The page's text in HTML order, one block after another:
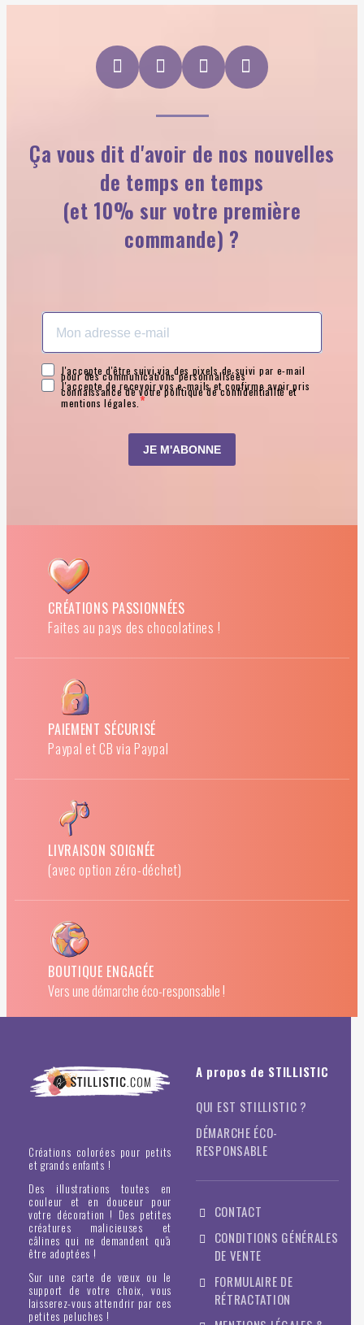
Ça vous dit d'avoir de nos nouvelles
de temps en temps
(et 10% sur votre première
commande) ?
CRÉATIONS PASSIONNÉES
Faites au pays des chocolatines !
PAIEMENT SÉCURISÉ
Paypal et CB via Paypal
LIVRAISON SOIGNÉE
(avec option zéro-déchet)
BOUTIQUE ENGAGÉE
Vers une démarche éco-responsable !
Créations colorées pour petits
et grands enfants !
Des illustrations toutes en
couleur et en douceur pour
votre décoration ! Des petites
créatures malicieuses et
câlines qui ne demandent qu'à
être adoptées !
Sur une carte de vœux ou le
support de votre choix, vous
laisserez-vous attendrir par ces
petites peluches !
A propos de STILLISTIC
QUI EST STILLISTIC ?
DÉMARCHE ÉCO-
RESPONSABLE
CONTACT
CONDITIONS GÉNÉRALES
DE VENTE
FORMULAIRE DE
RÉTRACTATION